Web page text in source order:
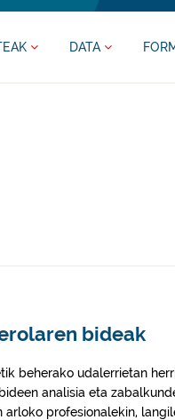
DATA
bideak
beherako udalerrietan
analisia eta
arloko profesionalekin,